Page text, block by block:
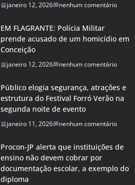
janeiro 12, 2026 nenhum comentário
EM FLAGRANTE: Polícia Militar
prende acusado de um homicídio em
Conceição
janeiro 12, 2026 nenhum comentário
Público elogia segurança, atrações e
estrutura do Festival Forró Verão na
segunda noite de evento
janeiro 11, 2026 nenhum comentário
Procon-JP alerta que instituições de
ensino não devem cobrar por
documentação escolar, a exemplo do
diploma